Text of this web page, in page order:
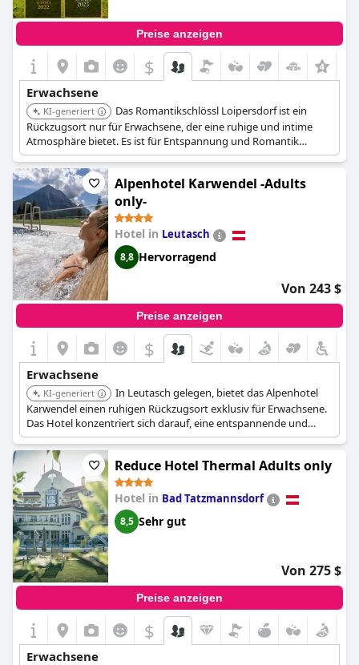
Preise anzeigen
$
Erwachsene
KI-generiert
Das Romantikschlössl Loipersdorf ist ein
Rückzugsort nur für Erwachsene, der eine ruhige und intime
Atmosphäre bietet. Es ist für Entspannung und Romantik
konzipiert und bietet eine heitere Flucht vor dem Trubel.
Alpenhotel Karwendel -Adults
only-
Hotel in Leutasch
8,8 Hervorragend
Von 243 $
Preise anzeigen
$
Erwachsene
KI-generiert
In Leutasch gelegen, bietet das Alpenhotel
Karwendel einen ruhigen Rückzugsort exklusiv für Erwachsene.
Das Hotel konzentriert sich darauf, eine entspannende und
ruhige Umgebung inmitten der wunderschönen Tiroler
Landschaft zu bieten.
Reduce Hotel Thermal Adults only
Hotel in Bad Tatzmannsdorf
8,5 Sehr gut
Von 275 $
Preise anzeigen
$
Erwachsene